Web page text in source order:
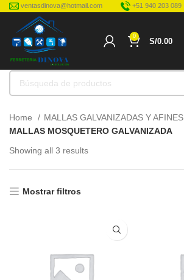
ventasdinova@hotmail.com +51 940 203 089
0
S/0.00
Home
MALLAS GALVANIZADAS Y AFINES
MALLAS MOSQUETERO GALVANIZADA
Showing all 3 results
Mostrar filtros